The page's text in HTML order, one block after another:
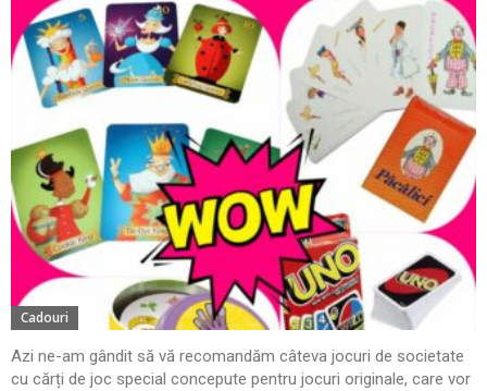
Cadouri
Azi ne-am gândit să vă recomandăm câteva jocuri de societate
cu cărți de joc special concepute pentru jocuri originale, care vor